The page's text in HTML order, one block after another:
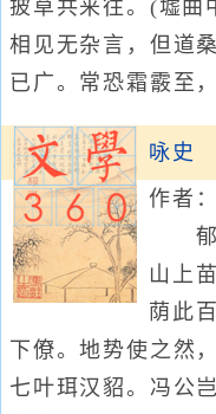
披草共来往。(墟曲
相见无杂言，但道
已广。常恐霜霰至
咏史
作者
郁
山上
荫此
下僚。地势使之然
七叶珥汉貂。冯公